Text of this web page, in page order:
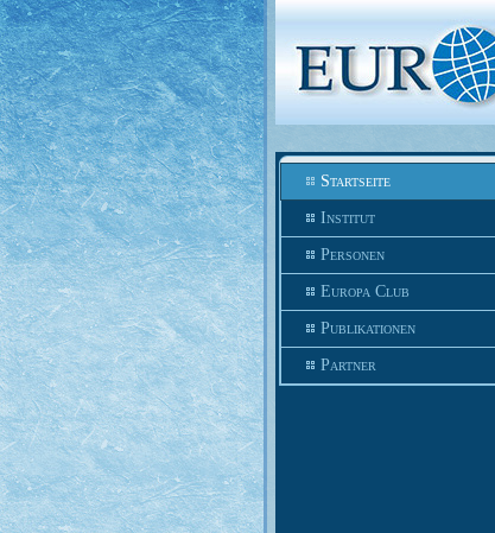
Startseite
Institut
Personen
Europa Club
Publikationen
Partner